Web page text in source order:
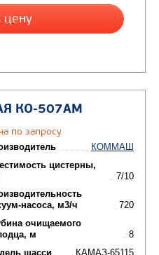
Глубина очищаемого
колодца, м
цену
КО-507А-2
Цена по запросу